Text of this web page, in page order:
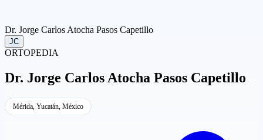
Dr. Jorge Carlos Atocha Pasos Capetillo
JC
ORTOPEDIA
Dr. Jorge Carlos Atocha Pasos Capetillo
Mérida, Yucatán, México